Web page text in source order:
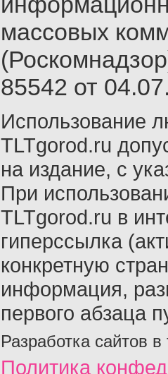
массовых
85542 от
Использование
TLTgorod.ru
на издание, с
При
TLTgorod.ru в
гиперссылка
конкретную
информация,
первого абзаца
Разработка сайтов в
Политика